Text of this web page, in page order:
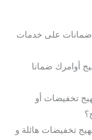
على خدمات
أوامرك ضمانا
تخفيضات أو
تخفيضات هائلة و